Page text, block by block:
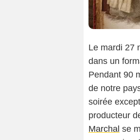
Le mardi 27
dans un
Pendant 90
de notre
soirée
producteur
Marchal se